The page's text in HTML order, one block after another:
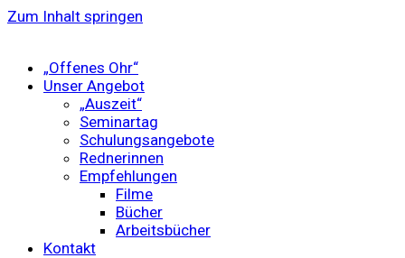
Zum Inhalt springen
„Offenes Ohr“
Unser Angebot
„Auszeit“
Seminartag
Schulungsangebote
Rednerinnen
Empfehlungen
Filme
Bücher
Arbeitsbücher
Kontakt